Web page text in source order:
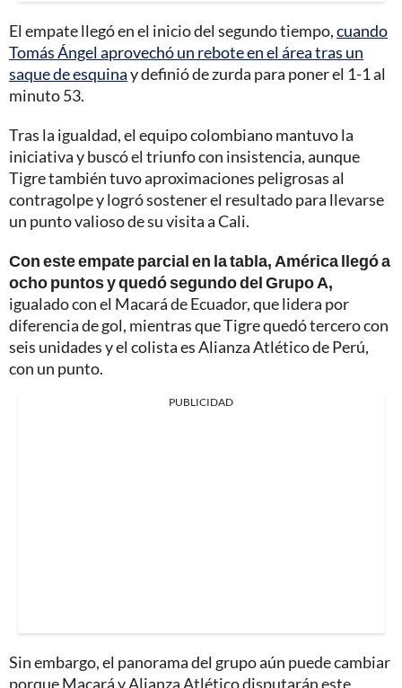
El empate llegó en el inicio del segundo tiempo,cuando
Tomás Ángel aprovechó un rebote en el área tras un
saque de esquinay definió de zurda para poner el 1-1 al
minuto 53.
Tras la igualdad, el equipo colombiano mantuvo la
iniciativa y buscó el triunfo con insistencia, aunque
Tigre también tuvo aproximaciones peligrosas al
contragolpe y logró sostener el resultado para llevarse
un punto valioso de su visita a Cali.
Con este empate parcial en la tabla, América llegó a
ocho puntos y quedó segundo del Grupo A,
igualado con el Macará de Ecuador, que lidera por
diferencia de gol, mientras que Tigre quedó tercero con
seis unidades y el colista es Alianza Atlético de Perú,
con un punto.
PUBLICIDAD
Sin embargo, el panorama del grupo aún puede cambiar
porque Macará y Alianza Atlético disputarán este